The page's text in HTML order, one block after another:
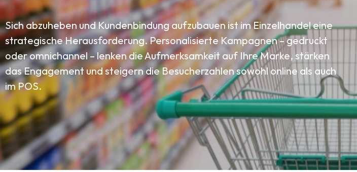
Sich abzuheben und Kundenbindung aufzubauen ist im Einzelhandel eine
strategische Herausforderung. Personalisierte Kampagnen – gedruckt
oder omnichannel – lenken die Aufmerksamkeit auf Ihre Marke, stärken
das Engagement und steigern die Besucherzahlen sowohl online als auch
im POS.